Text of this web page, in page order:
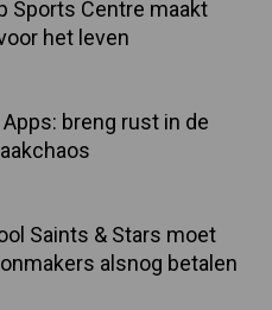
Sports Centre maakt
het leven
breng rust in de
Saints & Stars moet
alsnog betalen